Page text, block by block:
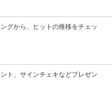
グから、ヒットの推移をチェッ
ト、サインチェキなどプレゼン